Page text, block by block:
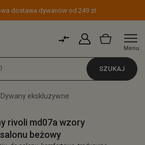
dostawa dywanów od 249 zł
Menu
SZUKAJ
Dywany ekskluzywne
rivoli md07a wzory
beżowy